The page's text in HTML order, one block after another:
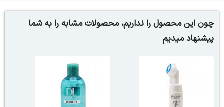
چون این محصول را نداریم، محصولات مشابه را به شما
پیشنهاد میدیم